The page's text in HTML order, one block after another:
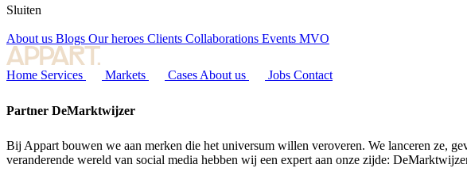
Sluiten
About us Blogs Our heroes Clients Collaborations Events MVO
Home Services Markets Cases About us Jobs Contact
Partner DeMarktwijzer
Bij Appart bouwen we aan merken die het universum willen veroveren. We lanceren ze,
veranderende wereld van social media hebben wij een expert aan onze zijde: